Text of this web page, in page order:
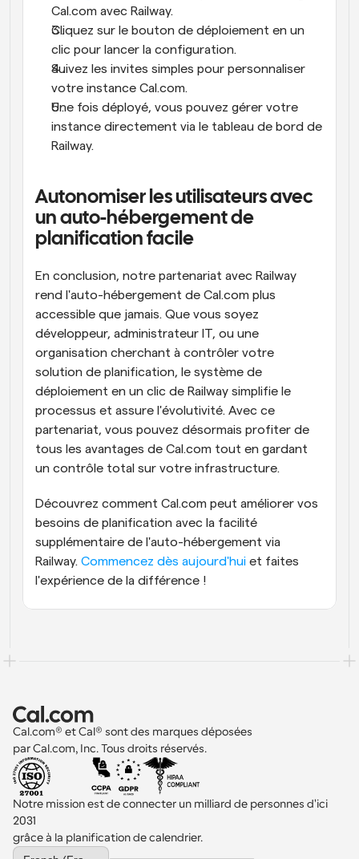
Cal.com avec Railway.
Cliquez sur le bouton de déploiement en un
clic pour lancer la configuration.
Suivez les invites simples pour personnaliser
votre instance Cal.com.
Une fois déployé, vous pouvez gérer votre
instance directement via le tableau de bord de
Railway.
Autonomiser les utilisateurs avec
un auto-hébergement de
planification facile
En conclusion, notre partenariat avec Railway
rend l'auto-hébergement de Cal.com plus
accessible que jamais. Que vous soyez
développeur, administrateur IT, ou une
organisation cherchant à contrôler votre
solution de planification, le système de
déploiement en un clic de Railway simplifie le
processus et assure l'évolutivité. Avec ce
partenariat, vous pouvez désormais profiter de
tous les avantages de Cal.com tout en gardant
un contrôle total sur votre infrastructure.
Découvrez comment Cal.com peut améliorer vos
besoins de planification avec la facilité
supplémentaire de l'auto-hébergement via
Railway. Commencez dès aujourd'hui et faites
l'expérience de la différence !
Cal.com® et Cal® sont des marques déposées
par Cal.com, Inc. Tous droits réservés.
Notre mission est de connecter un milliard de personnes d'ici
2031
grâce à la planification de calendrier.
Select Language